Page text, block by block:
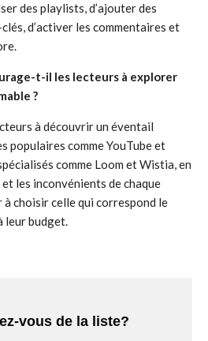
des playlists, d’ajouter des
d’activer les commentaires et
t-il les lecteurs à explorer
?
à découvrir un éventail
populaires comme YouTube et
comme Loom et Wistia, en
les inconvénients de chaque
choisir celle qui correspond le
leur budget.
vous de la liste?